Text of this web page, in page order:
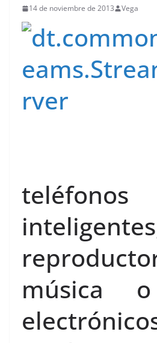
14 de noviembre de 2013 Vega
teléfonos
música